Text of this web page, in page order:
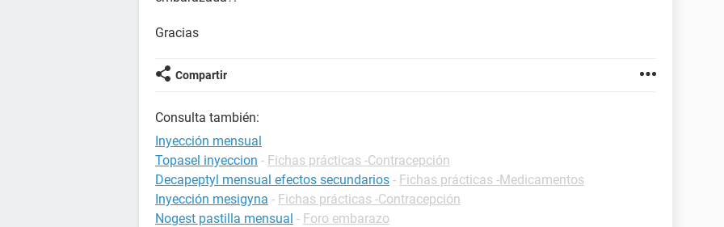
Gracias
Compartir
Consulta también:
Inyección mensual
Topasel inyeccion - Fichas prácticas -Contracepción
Decapeptyl mensual efectos secundarios - Fichas prácticas -Medicamentos
Inyección mesigyna - Fichas prácticas -Contracepción
Nogest pastilla mensual - Foro embarazo